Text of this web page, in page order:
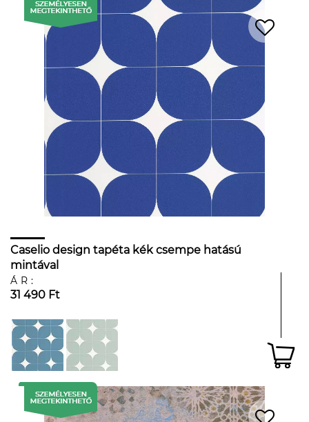
Caselio design tapéta kék csempe hatású
mintával
ÁR:
31 490 Ft